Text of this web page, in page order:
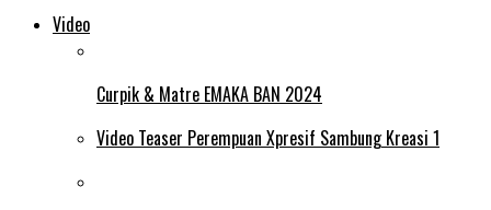
Video
Curpik & Matre EMAKA BAN 2024
Video Teaser Perempuan Xpresif Sambung Kreasi 1